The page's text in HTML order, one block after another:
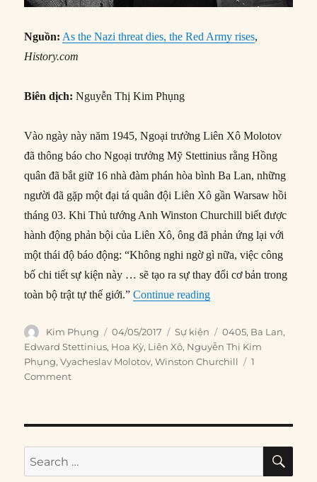
Nguồn: As the Nazi threat dies, the Red Army rises,
History.com
Biên dịch: Nguyễn Thị Kim Phụng
Vào ngày này năm 1945, Ngoại trưởng Liên Xô Molotov
đã thông báo cho Ngoại trưởng Mỹ Stettinius rằng Hồng
quân đã bắt giữ 16 nhà đàm phán hòa bình Ba Lan, những
người đã gặp một đại tá quân đội Liên Xô gần Warsaw hồi
tháng 03. Khi Thủ tướng Anh Winston Churchill biết được
hành động phản bội của Liên Xô, ông đã phản ứng lại với
một thái độ báo động: “Không nghi ngờ gì nữa, việc công
bố chi tiết sự kiện này … sẽ tạo ra sự thay đổi cơ bản trong
toàn bộ trật tự thế giới.”Continue reading“04/05/1945: Mối đe
Author
Kim Phụng
Posted
on
04/05/2017 Categories
Sự kiện Tags
0405, Ba Lan,
Edward Stettinius, Hoa Kỳ, Liên Xô, Nguyễn Thị Kim
Phụng,Vyacheslav Molotov,Winston Churchill
1
Comment
Search
for: